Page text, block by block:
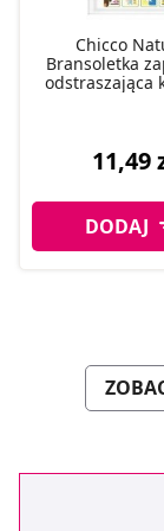
Chicco
Bransoletka
odstraszająca
11,49